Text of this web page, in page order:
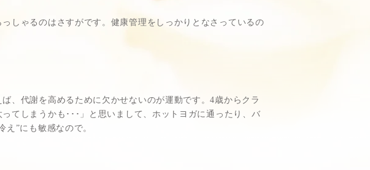
しゃるのはさすがです。健康管理をしっかりとなさっているの
、代謝を高めるために欠かせないのが運動です。4歳からクラ
てしまうかも･･･」と思いまして、ホットヨガに通ったり、バ
”にも敏感なので。